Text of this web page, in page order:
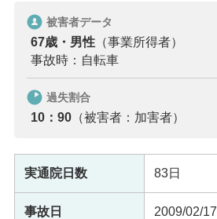
被害者データ
67歳・男性 （事業所得者）
事故時：自転車
過失割合
10：90 （被害者：加害者）
実通院日数 83日
事故日 2009/02/17